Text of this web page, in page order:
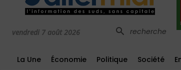
vendredi 7 août 2026 recherche
La Une Économie Politique Société